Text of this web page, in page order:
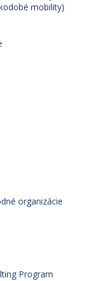
mobility)
organizácie
Program
z krajín EÚ:
32,
z tretích krajín:
Slovakia
s.